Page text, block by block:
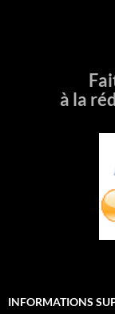
à la
INFORMATIONS